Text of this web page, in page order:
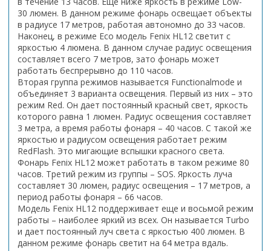
30 люмен. В данном режиме фонарь освещает объекты
в радиусе 17 метров, работая автономно до 33 часов.
Наконец, в режиме Eco модель Fenix HL12 светит с
яркостью 4 люмена. В данном случае радиус освещения
составляет всего 7 метров, зато фонарь может
работать беспрерывно до 110 часов.
Вторая группа режимов называется Functionalmode и
объединяет 3 варианта освещения. Первый из них – это
режим Red. Он дает постоянный красный свет, яркость
которого равна 1 люмен. Радиус освещения составляет
3 метра, а время работы фонаря – 40 часов. С такой же
яркостью и радиусом освещения работает режим
RedFlash. Это мигающие вспышки красного света.
Фонарь Fenix HL12 может работать в таком режиме 80
часов. Третий режим из группы – SOS. Яркость луча
составляет 30 люмен, радиус освещения – 17 метров, а
период работы фонаря – 66 часов.
Модель Fenix HL12 поддерживает еще и восьмой режим
работы – наиболее яркий из всех. Он называется Turbo
и дает постоянный луч света с яркостью 400 люмен. В
данном режиме фонарь светит на 64 метра вдаль.